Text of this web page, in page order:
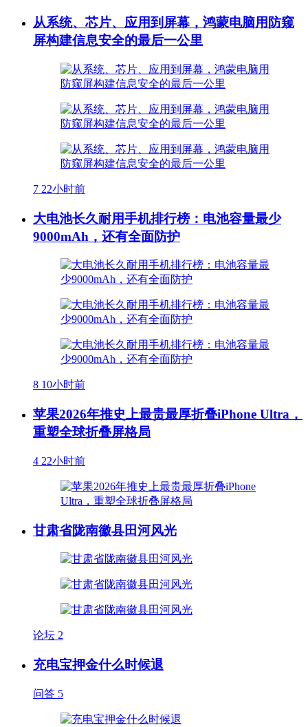
从系统、芯片、应用到屏幕，鸿蒙电脑用防窥
屏构建信息安全的最后一公里
7 22小时前
大电池长久耐用手机排行榜：电池容量最少
9000mAh，还有全面防护
8 10小时前
苹果2026年推史上最贵最厚折叠iPhone Ultra，
重塑全球折叠屏格局
4 22小时前
甘肃省陇南徽县田河风光
论坛 2
充电宝押金什么时候退
问答 5